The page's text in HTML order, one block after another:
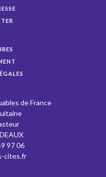
de France
97 06
cites.fr